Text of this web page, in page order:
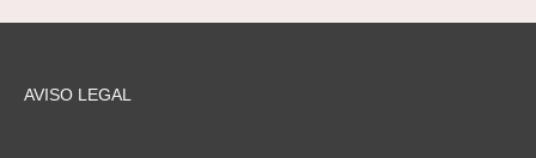
AVISO LEGAL